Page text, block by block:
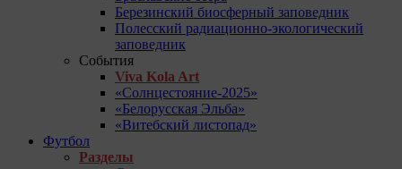
Березинский биосферный заповедник
Полесский радиационно-экологический
заповедник
События
Viva Kola Art
«Солнцестояние-2025»
«Белорусская Эльба»
«Витебский листопад»
Футбол
Разделы